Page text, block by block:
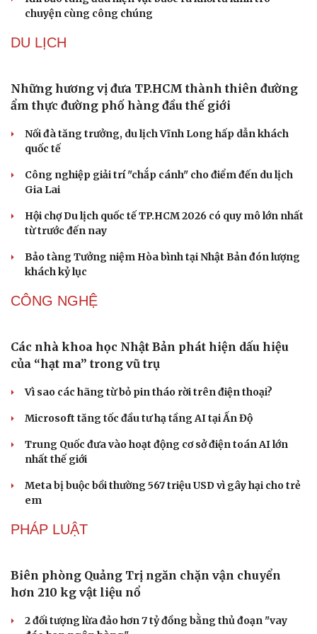
Văn hóa
Văn học
Âm nhạc
Giải trí
Thời trang
Phó huyện trưởng của Hàn Quốc quảng bá lễ hội
truyền thống ở miền Tây
Phản ứng của Dwayne Johnson khi Moana bị giới phê
bình chê bai
The Odyssey vượt 1 tỷ USD, Christopher Nolan tái lập kỳ
tích sau 14 năm
Cần một hệ sinh thái trách nhiệm để ngăn âm nhạc lệch
chuẩn
Khi bảo tàng đưa hiện vật bước ra khỏi tủ kính trò
DU LỊCH
Những hương vị đưa TP.HCM thành thiên đường
ẩm thực đường phố hàng đầu thế giới
Nối đà tăng trưởng, du lịch Vĩnh Long hấp dẫn khách
quốc tế
Công nghiệp giải trí "chắp cánh" cho điểm đến du lịch
Gia Lai
Hội chợ Du lịch quốc tế TP.HCM 2026 có quy mô lớn nhất
từ trước đến nay
khách kỷ lục
CÔNG NGHỆ